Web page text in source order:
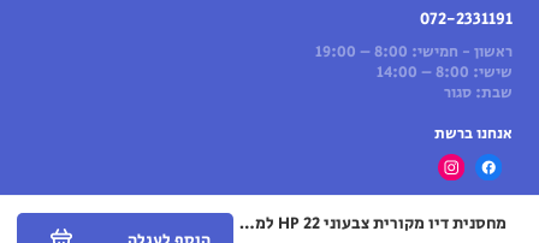
מחסנית דיו מקורית צבעוני HP 22 למדפסות HP DeskJet, OfficeJet ו-PSC
072-2331191
ראשון - חמישי: 8:00 – 19:00
שישי: 8:00 – 14:00
שבת: סגור
אנחנו ברשת